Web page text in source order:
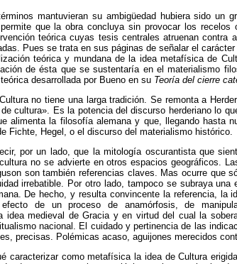
mantuvieran su ambigüedad hubiera sido un
que la obra concluya sin provocar los recelos
teórica cuyas tesis centrales atruenan contra
Pues se trata en sus páginas de señalar el
teórica y mundana de la idea metafísica de
de ésta que se sustentaría en el materialismo
desarrollada por Bueno en su Teoría del cierre
no tiene una larga tradición. Se remonta a
cultura». Es la potencia del discurso herderiano lo
alimenta la filosofía alemana y que, llegando hasta
Fichte, Hegel, o el discurso del materialismo histórico.
por un lado, que la mitología oscurantista que
no se advierte en otros espacios geográficos.
son también referencias claves. Mas ocurre que
irrebatible. Por otro lado, tampoco se subraya una
De hecho, y resulta convincente la referencia, la
de un proceso de anamórfosis, de
idea medieval de Gracia y en virtud del cual la
nacional. El cuidado y pertinencia de las
precisas. Polémicas acaso, aguijones merecidos
caracterizar como metafísica la idea de Cultura